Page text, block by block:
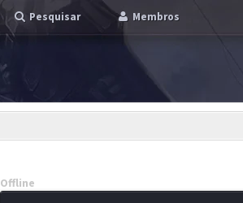
Pesquisar Membros
Offline